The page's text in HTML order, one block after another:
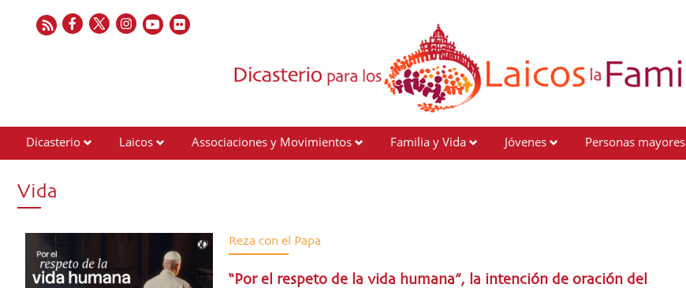
Dicasterio Laicos Associaciones y Movimientos Familia y Vida Jóvenes Personas mayores
Vida
Reza con el Papa
“Por el respeto de la vida humana”, la intención de oración del